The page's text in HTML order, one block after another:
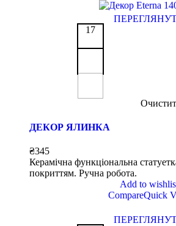
17
ДЕКОР ЯЛИНКА
₴345
Керамічна функціональна
покриттям. Ручна робота.
Add to
CompareQuick